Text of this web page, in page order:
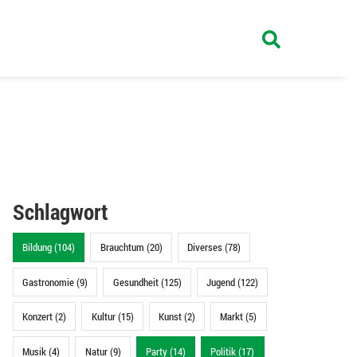
Schlagwort
Bildung (104) Brauchtum (20) Diverses (78)
Gastronomie (9) Gesundheit (125) Jugend (122)
Konzert (2) Kultur (15) Kunst (2) Markt (5)
Musik (4) Natur (9) Party (14) Politik (17)